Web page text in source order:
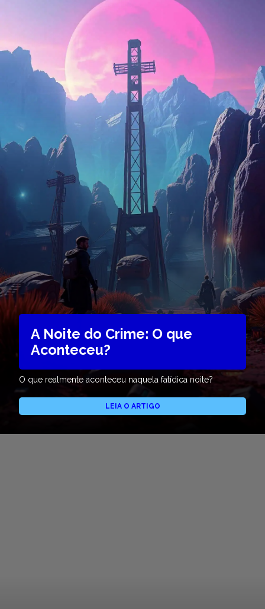
A Noite do Crime: O que
Aconteceu?
O que realmente aconteceu naquela fatídica noite?
LEIA O ARTIGO